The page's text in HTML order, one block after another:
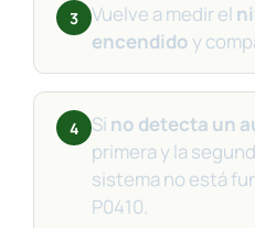
3 Vuelve a medir el
encendido y
4 Si no detecta un
primera y la
sistema no está
P0410.